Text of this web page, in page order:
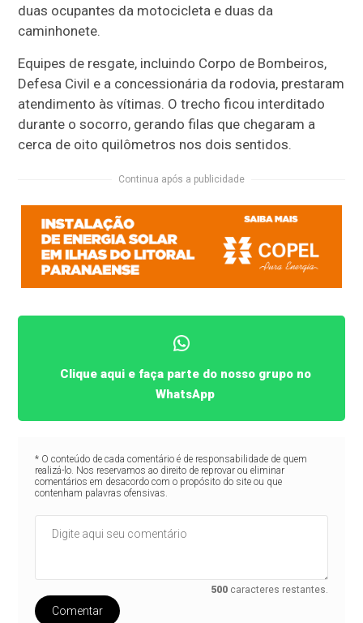
duas ocupantes da motocicleta e duas da
caminhonete.
Equipes de resgate, incluindo Corpo de Bombeiros,
Defesa Civil e a concessionária da rodovia, prestaram
atendimento às vítimas. O trecho ficou interditado
durante o socorro, gerando filas que chegaram a
cerca de oito quilômetros nos dois sentidos.
Continua após a publicidade
Clique aqui e faça parte do nosso grupo no
WhatsApp
* O conteúdo de cada comentário é de responsabilidade de quem
realizá-lo. Nos reservamos ao direito de reprovar ou eliminar
comentários em desacordo com o propósito do site ou que
contenham palavras ofensivas.
500 caracteres restantes.
Comentar